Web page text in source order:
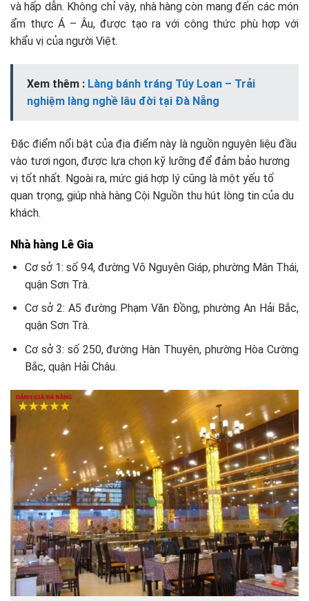
và hấp dẫn. Không chỉ vậy, nhà hàng còn mang đến các món
ẩm thực Á – Âu, được tạo ra với công thức phù hợp với
khẩu vị của người Việt.
Xem thêm : Làng bánh tráng Túy Loan – Trải
nghiệm làng nghề lâu đời tại Đà Nẵng
Đặc điểm nổi bật của địa điểm này là nguồn nguyên liệu đầu
vào tươi ngon, được lựa chọn kỹ lưỡng để đảm bảo hương
vị tốt nhất. Ngoài ra, mức giá hợp lý cũng là một yếu tố
quan trọng, giúp nhà hàng Cội Nguồn thu hút lòng tin của du
khách.
Nhà hàng Lê Gia
Cơ sở 1: số 94, đường Võ Nguyên Giáp, phường Mân Thái,
quận Sơn Trà.
Cơ sở 2: A5 đường Phạm Văn Đồng, phường An Hải Bắc,
quận Sơn Trà.
Cơ sở 3: số 250, đường Hàn Thuyên, phường Hòa Cường
Bắc, quận Hải Châu.